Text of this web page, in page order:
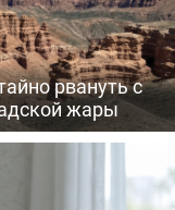
рвануть с
жары